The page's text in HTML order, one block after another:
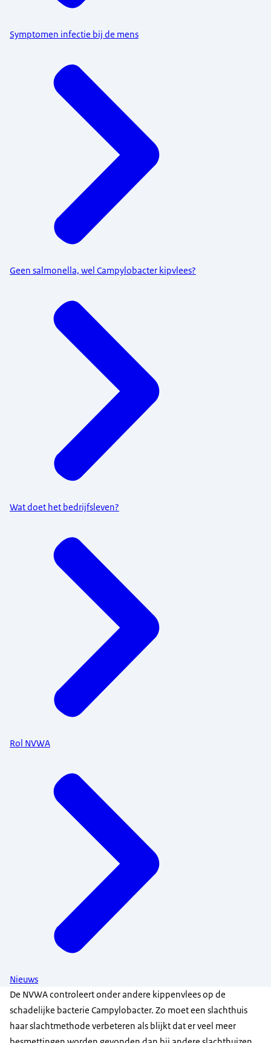
Symptomen infectie bij de mens
Geen salmonella, wel Campylobacter kipvlees?
Wat doet het bedrijfsleven?
Rol NVWA
Nieuws
De NVWA controleert onder andere kippenvlees op de
schadelijke bacterie Campylobacter. Zo moet een slachthuis
haar slachtmethode verbeteren als blijkt dat er veel meer